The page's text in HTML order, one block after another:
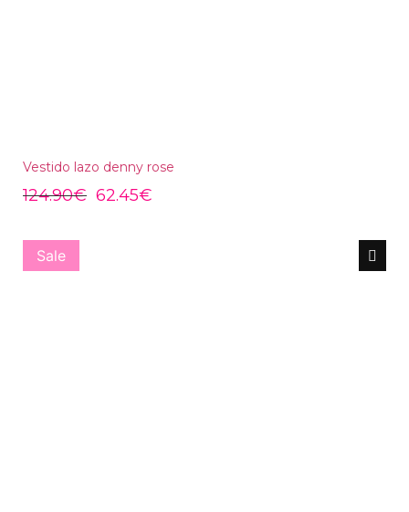
Vestido lazo denny rose
124.90€ 62.45€
Sale